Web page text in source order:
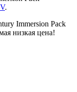
.
Immersion Pack
низкая цена!